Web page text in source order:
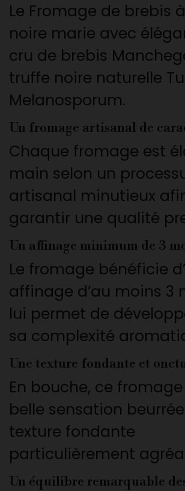
Le Fromage de brebis
noire marie avec
cru de brebis
truffe noire naturelle
Melanosporum.
Un fromage artisanal de
Chaque fromage est
main selon un
artisanal minutieux
garantir une qualité
Un affinage minimum de 3
Le fromage bénéficie
affinage d’au moins 3
lui permet de
sa complexité
Une texture fondante et
En bouche, ce
belle sensation
texture fondante
particulièrement
Un équilibre remarquable